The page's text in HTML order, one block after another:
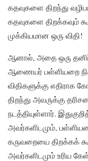
கதவுகளை திறந்து
கதவுகளை திறக்கவும்
முக்கியமான ஒரு விதி!
ஆனால், அதை ஒரு
ஆணையர் பள்ளியறை
விதிகளுக்கு எதிராக
திறந்து அவருக்கு
நடத்தியுள்ளார்.
அவர்களிடமும்,
கருவறையை திறக்கக்
அவர்களிடமும் உரிய